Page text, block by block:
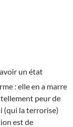
un état
: elle en a marre
peur de
(qui la terrorise)
est de